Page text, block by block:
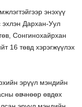
энэхүү
эхлэн Дархан-Уул
Сонгинохайрхан
16 төвд хэрэгжүүлэх
эрүүл мэндийн
өвчнөөр өвдөх